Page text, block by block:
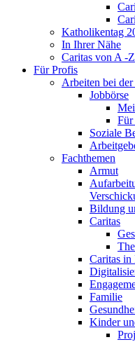
Katholikentag
In Ihrer Nähe
Caritas von A -Z
Für Profis
Arbeiten bei der
Jobbörse
Für
Soziale
Fachthemen
Armut
Bildung
Caritas
Caritas
Familie
Kinder